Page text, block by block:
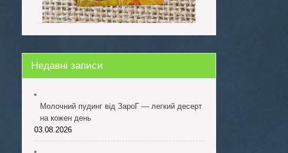
Недавні записи
Молочний пудинг від ЗароГ — легкий десерт
на кожен день
03.08.2026